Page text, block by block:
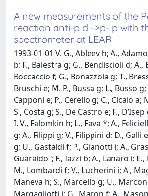
A new measurements of the
reaction anti-p d ->p- p with
spectrometer at LEAR
1993-01-01 V. G., Ableev h; A.,
b; F., Balestra g; G., Bendiscioli d; A.,
Boccaccio f; G., Bonazzola g; T.,
Bruschi e; M. P., Bussa g; L., Busso
Capponi e; P., Cerello g; C., Cicalo a;
S., Costa g; S., De Castro e; F., D’Isep
I. V., Falomkin h; L., Fava *; A.,
g; A., Filippi g; V., Filippini d; D., Galli
g; U., Gastaldi f; P., Gianotti i; A.,
Guaraldo ‘; F., Iazzi b; A., Lanaro i; E.,
M., Lombardi f; V., Lucherini i; A.,
Maneva h; S., Marcello g; U.,
Margagliotti j; G., Maron f; A.,